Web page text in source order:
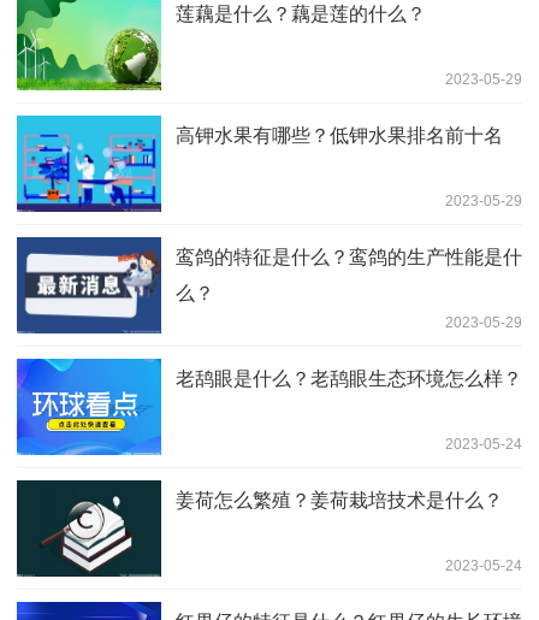
莲藕是什么？藕是莲的什么？
2023-05-29
高钾水果有哪些？低钾水果排名前十名
2023-05-29
鸾鸽的特征是什么？鸾鸽的生产性能是什
么？
2023-05-29
老鸹眼是什么？老鸹眼生态环境怎么样？
2023-05-24
姜荷怎么繁殖？姜荷栽培技术是什么？
2023-05-24